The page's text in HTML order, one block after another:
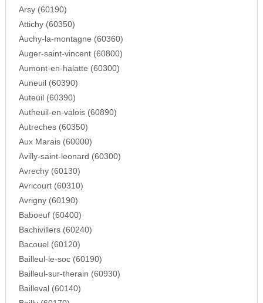
Arsy (60190)
Attichy (60350)
Auchy-la-montagne (60360)
Auger-saint-vincent (60800)
Aumont-en-halatte (60300)
Auneuil (60390)
Auteuil (60390)
Autheuil-en-valois (60890)
Autreches (60350)
Aux Marais (60000)
Avilly-saint-leonard (60300)
Avrechy (60130)
Avricourt (60310)
Avrigny (60190)
Baboeuf (60400)
Bachivillers (60240)
Bacouel (60120)
Bailleul-le-soc (60190)
Bailleul-sur-therain (60930)
Bailleval (60140)